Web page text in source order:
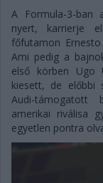
A Formula-3-ban
nyert, karrierje
főfutamon
Ami pedig a
első körben Ugo
kiesett, de előbbi
Audi-
amerikai riválisa
egyetlen pontra